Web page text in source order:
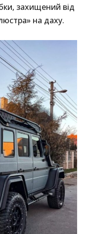
захищений від
на даху.